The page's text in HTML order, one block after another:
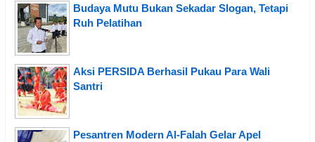
Budaya Mutu Bukan Sekadar Slogan, Tetapi
Ruh Pelatihan
Aksi PERSIDA Berhasil Pukau Para Wali
Santri
Pesantren Modern Al-Falah Gelar Apel